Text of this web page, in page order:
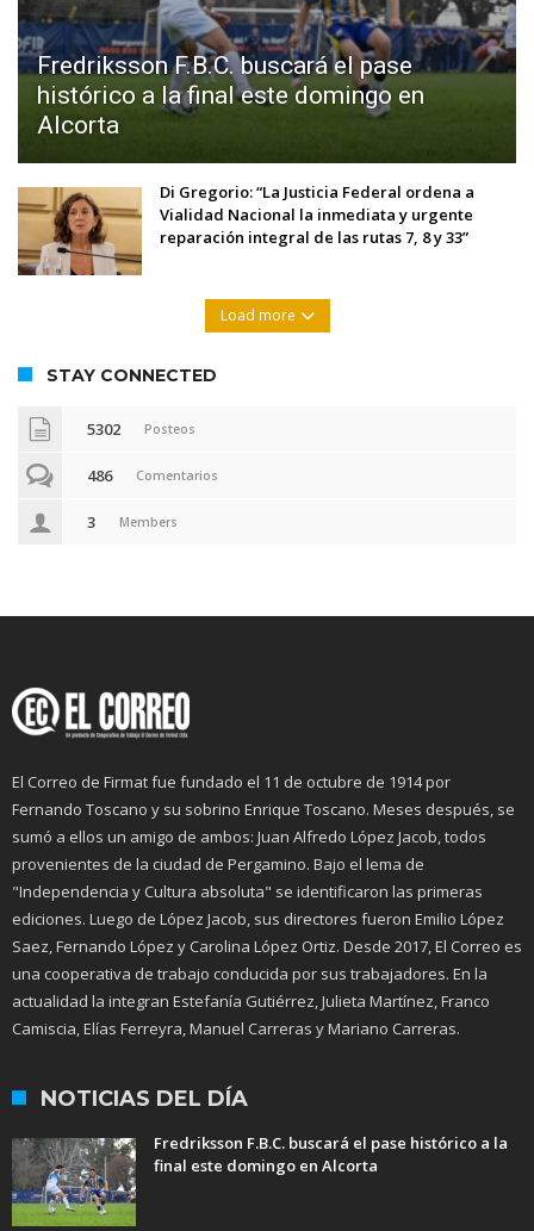
Fredriksson F.B.C. buscará el pase
histórico a la final este domingo en
Alcorta
Di Gregorio: “La Justicia Federal ordena a
Vialidad Nacional la inmediata y urgente
reparación integral de las rutas 7, 8 y 33”
Load more
STAY CONNECTED
5302 Posteos
486 Comentarios
3 Members
El Correo de Firmat fue fundado el 11 de octubre de 1914 por
Fernando Toscano y su sobrino Enrique Toscano. Meses después, se
sumó a ellos un amigo de ambos: Juan Alfredo López Jacob, todos
provenientes de la ciudad de Pergamino. Bajo el lema de
"Independencia y Cultura absoluta" se identificaron las primeras
ediciones. Luego de López Jacob, sus directores fueron Emilio López
Saez, Fernando López y Carolina López Ortiz. Desde 2017, El Correo es
una cooperativa de trabajo conducida por sus trabajadores. En la
actualidad la integran Estefanía Gutiérrez, Julieta Martínez, Franco
Camiscia, Elías Ferreyra, Manuel Carreras y Mariano Carreras.
NOTICIAS DEL DÍA
Fredriksson F.B.C. buscará el pase histórico a la
final este domingo en Alcorta